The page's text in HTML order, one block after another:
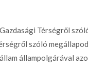
Térségről
szóló
állampolgárával